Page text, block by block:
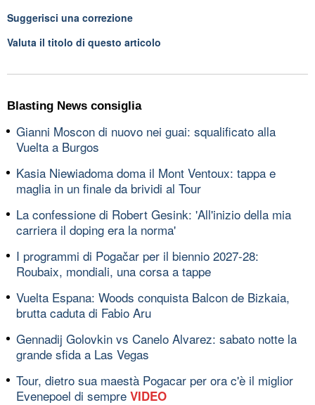
Suggerisci una correzione
Valuta il titolo di questo articolo
Blasting News consiglia
Gianni Moscon di nuovo nei guai: squalificato alla
Vuelta a Burgos
Kasia Niewiadoma doma il Mont Ventoux: tappa e
maglia in un finale da brividi al Tour
La confessione di Robert Gesink: 'All'inizio della mia
carriera il doping era la norma'
I programmi di Pogačar per il biennio 2027-28:
Roubaix, mondiali, una corsa a tappe
Vuelta Espana: Woods conquista Balcon de Bizkaia,
brutta caduta di Fabio Aru
Gennadij Golovkin vs Canelo Alvarez: sabato notte la
grande sfida a Las Vegas
Tour, dietro sua maestà Pogacar per ora c'è il miglior
Evenepoel di sempre VIDEO